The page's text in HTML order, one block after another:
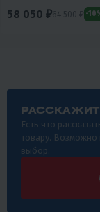
58 050 ₽64 500 ₽ -
Есть что
товару. Возможно
выбор.